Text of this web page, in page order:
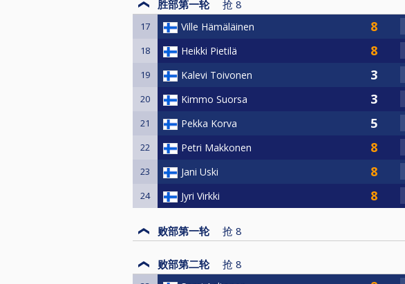
胜部第一轮 抢 8
17 Ville Hämäläinen
18 Heikki Pietilä
19 Kalevi Toivonen
20 Kimmo Suorsa
21 Pekka Korva
22 Petri Makkonen
23 Jani Uski
24 Jyri Virkki
败部第一轮 抢 8
败部第二轮 抢 8